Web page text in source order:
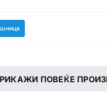
ПОВЕЌЕ